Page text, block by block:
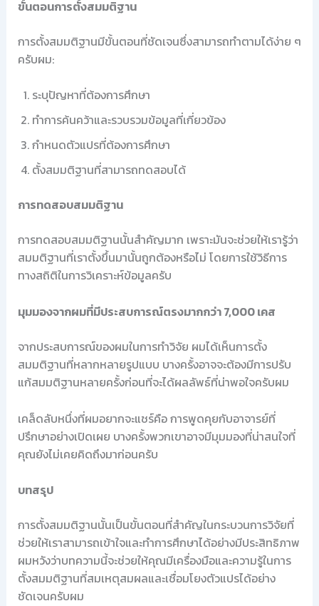
ขั้นตอนการตั้งสมมติฐาน
การตั้งสมมติฐานมีขั้นตอนที่ชัดเจนซึ่งสามารถทำตามได้ง่าย ๆ
ครับผม:
ระบุปัญหาที่ต้องการศึกษา
ทำการค้นคว้าและรวบรวมข้อมูลที่เกี่ยวข้อง
กำหนดตัวแปรที่ต้องการศึกษา
ตั้งสมมติฐานที่สามารถทดสอบได้
การทดสอบสมมติฐาน
การทดสอบสมมติฐานนั้นสำคัญมาก เพราะมันจะช่วยให้เรารู้ว่า
สมมติฐานที่เราตั้งขึ้นมานั้นถูกต้องหรือไม่ โดยการใช้วิธีการ
ทางสถิติในการวิเคราะห์ข้อมูลครับ
มุมมองจากผมที่มีประสบการณ์ตรงมากกว่า 7,000 เคส
จากประสบการณ์ของผมในการทำวิจัย ผมได้เห็นการตั้ง
สมมติฐานที่หลากหลายรูปแบบ บางครั้งอาจจะต้องมีการปรับ
แก้สมมติฐานหลายครั้งก่อนที่จะได้ผลลัพธ์ที่น่าพอใจครับผม
เคล็ดลับหนึ่งที่ผมอยากจะแชร์คือ การพูดคุยกับอาจารย์ที่
ปรึกษาอย่างเปิดเผย บางครั้งพวกเขาอาจมีมุมมองที่น่าสนใจที่
คุณยังไม่เคยคิดถึงมาก่อนครับ
บทสรุป
การตั้งสมมติฐานนั้นเป็นขั้นตอนที่สำคัญในกระบวนการวิจัยที่
ช่วยให้เราสามารถเข้าใจและทำการศึกษาได้อย่างมีประสิทธิภาพ
ผมหวังว่าบทความนี้จะช่วยให้คุณมีเครื่องมือและความรู้ในการ
ตั้งสมมติฐานที่สมเหตุสมผลและเชื่อมโยงตัวแปรได้อย่าง
ชัดเจนครับผม